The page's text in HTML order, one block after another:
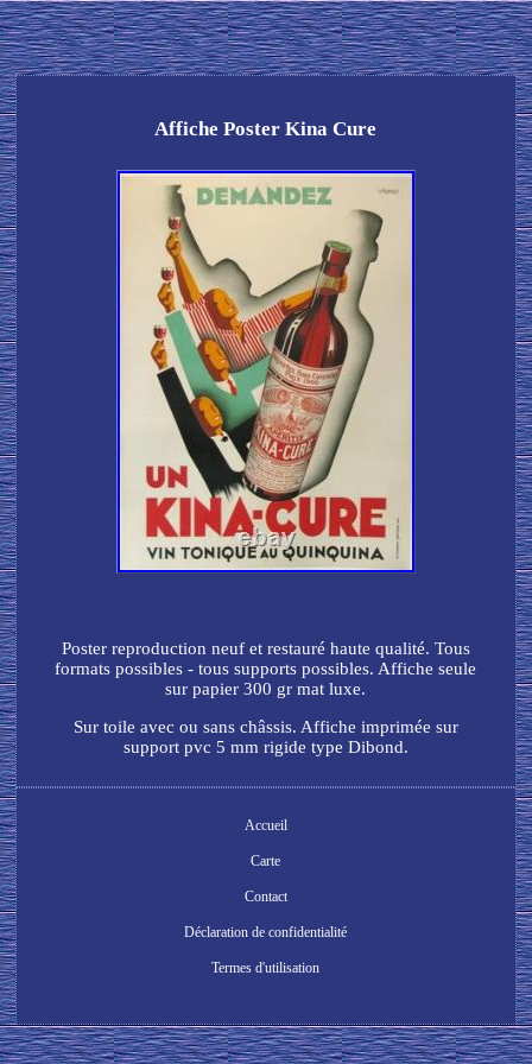
Affiche Poster Kina Cure
Poster reproduction neuf et restauré haute qualité. Tous
formats possibles - tous supports possibles. Affiche seule
sur papier 300 gr mat luxe.
Sur toile avec ou sans châssis. Affiche imprimée sur
support pvc 5 mm rigide type Dibond.
Accueil
Carte
Contact
Déclaration de confidentialité
Termes d'utilisation